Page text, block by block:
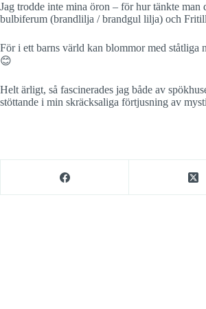
Jag trodde inte mina öron – för hur tänkte
bulbiferum (brandlilja / brandgul lilja) och
För i ett barns värld kan blommor med ståtliga
😊
Helt ärligt, så fascinerades jag både av
stöttande i min skräcksaliga förtjusning av